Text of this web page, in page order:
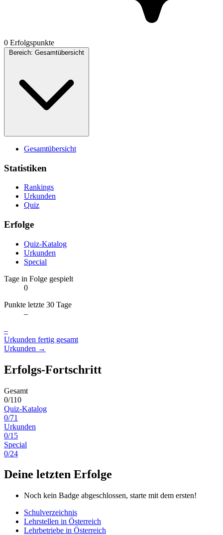
0 Erfolgspunkte
Bereich: Gesamtübersicht
Gesamtübersicht
Statistiken
Rankings
Urkunden
Quiz
Erfolge
Quiz-Katalog
Urkunden
Special
Tage in Folge gespielt
0
Punkte letzte 30 Tage
–
–
Urkunden fertig gesamt
Urkunden →
Erfolgs-Fortschritt
Gesamt
0/110
Quiz-Katalog
0/71
Urkunden
0/15
Special
0/24
Deine letzten Erfolge
Noch kein Badge abgeschlossen, starte mit dem ersten!
Schulverzeichnis
Lehrstellen in Österreich
Lehrbetriebe in Österreich